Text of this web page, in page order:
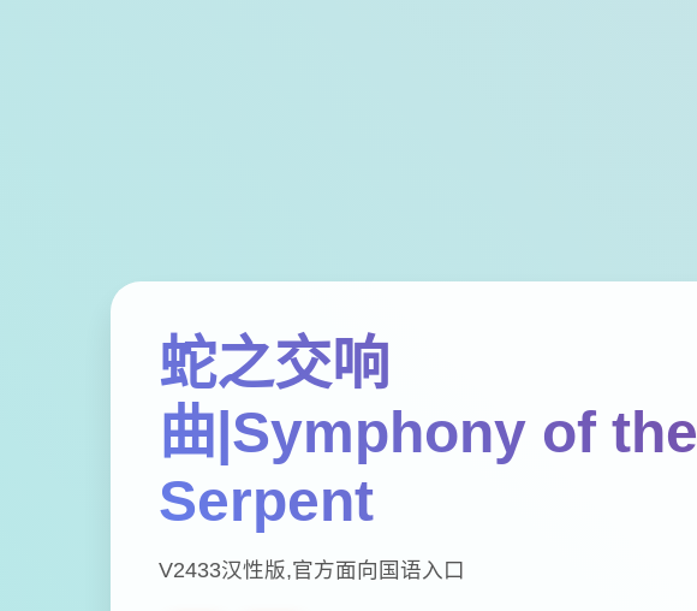
蛇之交响
曲|Symphony of the
Serpent
V2433汉性版,官方面向国语入口